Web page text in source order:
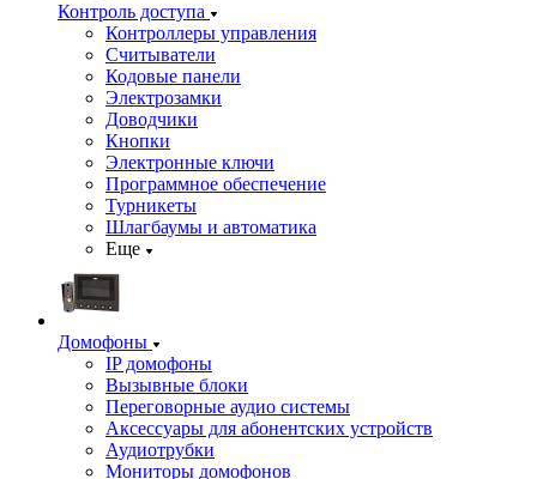
Контроль доступа
Контроллеры управления
Считыватели
Кодовые панели
Электрозамки
Доводчики
Кнопки
Электронные ключи
Программное обеспечение
Турникеты
Шлагбаумы и автоматика
Еще
Домофоны
IP домофоны
Вызывные блоки
Переговорные аудио системы
Аксессуары для абонентских устройств
Аудиотрубки
Мониторы домофонов